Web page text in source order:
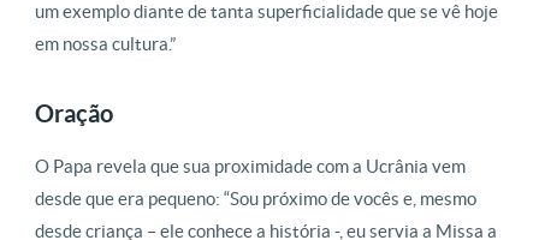
um exemplo diante de tanta superficialidade que se vê hoje
em nossa cultura.”
Oração
O Papa revela que sua proximidade com a Ucrânia vem
desde que era pequeno: “Sou próximo de vocês e, mesmo
desde criança – ele conhece a história -, eu servia a Missa a